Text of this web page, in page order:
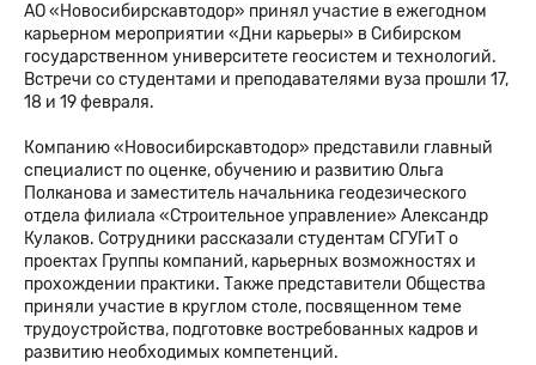
АО «Новосибирскавтодор» принял участие в ежегодном
карьерном мероприятии «Дни карьеры» в Сибирском
государственном университете геосистем и технологий.
Встречи со студентами и преподавателями вуза прошли 17,
18 и 19 февраля.
Компанию «Новосибирскавтодор» представили главный
специалист по оценке, обучению и развитию Ольга
Полканова и заместитель начальника геодезического
отдела филиала «Строительное управление» Александр
Кулаков. Сотрудники рассказали студентам СГУГиТ о
проектах Группы компаний, карьерных возможностях и
прохождении практики. Также представители Общества
приняли участие в круглом столе, посвященном теме
трудоустройства, подготовке востребованных кадров и
развитию необходимых компетенций.